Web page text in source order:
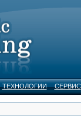
ТЕХНОЛОГИИ СЕРВИС